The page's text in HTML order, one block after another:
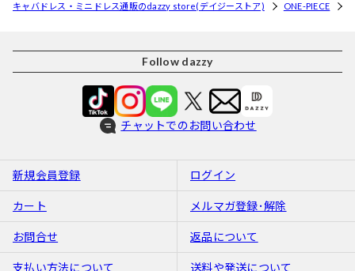
キャバドレス・ミニドレス通販のdazzy store(デイジーストア) ONE-PIECE
Follow dazzy
チャットでのお問い合わせ
新規会員登録 ログイン
カート メルマガ登録･解除
お問合せ 返品について
支払い方法について 送料や発送について